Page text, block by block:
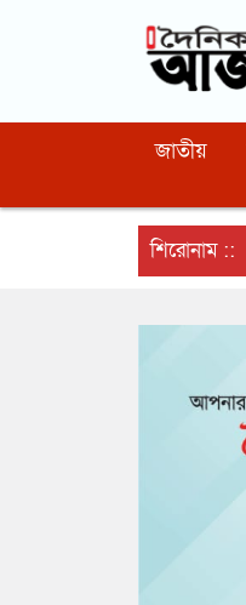
জাতীয়
শিরোনাম ::